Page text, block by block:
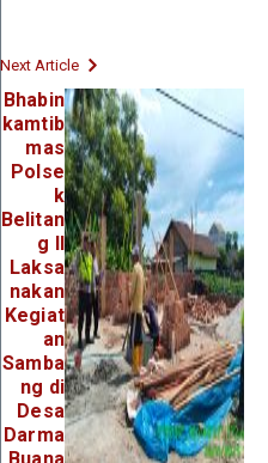
Next Article
Bhabin
kamtib
mas
Polse
k
Belitan
g II
Laksa
nakan
Kegiat
an
Samba
ng di
Desa
Darma